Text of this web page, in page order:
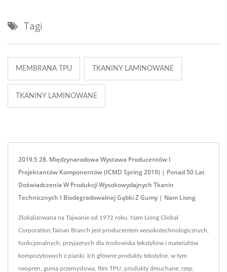
Tagi
MEMBRANA TPU TKANINY LAMINOWANE
TKANINY LAMINOWANE
2019.5 28. Międzynarodowa Wystawa Producentów I
Projektantów Komponentów (ICMD Spring 2019) | Ponad 50 Lat
Doświadczenia W Produkcji Wysokowydajnych Tkanin
Technicznych I Biodegradowalnej Gąbki Z Gumy | Nam Liong
Zlokalizowana na Tajwanie od 1972 roku, Nam Liong Global
Corporation,Tainan Branch jest producentem wysokotechnologicznych,
funkcjonalnych, przyjaznych dla środowiska tekstyliów i materiałów
kompozytowych z pianki. Ich główne produkty tekstylne, w tym
neopren, guma przemysłowa, film TPU, produkty dmuchane, rzep,